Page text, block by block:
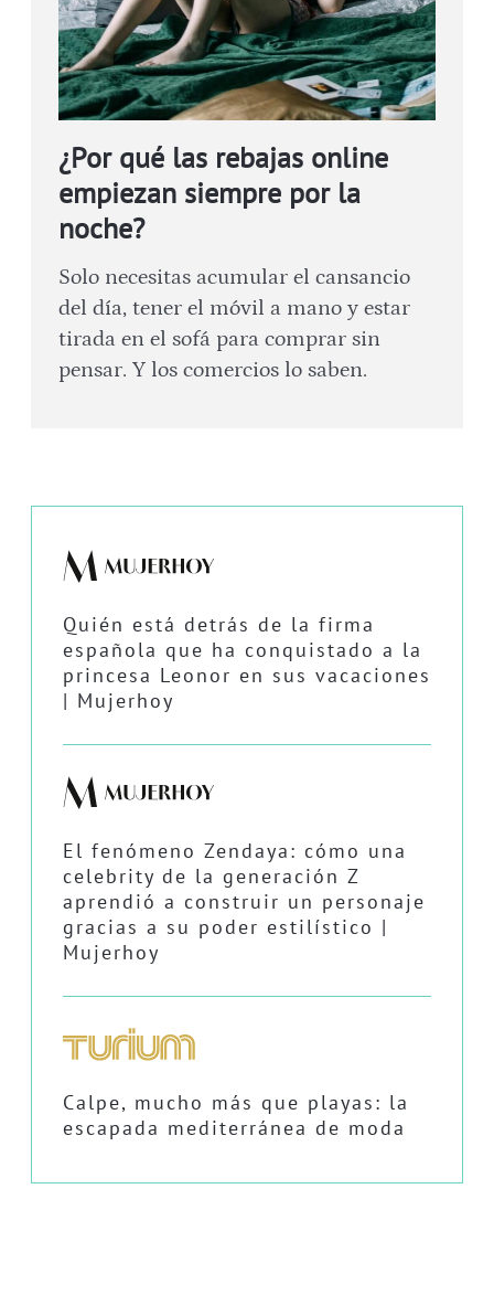
¿Por qué las rebajas online
empiezan siempre por la
noche?
Solo necesitas acumular el cansancio
del día, tener el móvil a mano y estar
tirada en el sofá para comprar sin
pensar. Y los comercios lo saben.
Quién está detrás de la firma
española que ha conquistado a la
princesa Leonor en sus vacaciones
| Mujerhoy
El fenómeno Zendaya: cómo una
celebrity de la generación Z
aprendió a construir un personaje
gracias a su poder estilístico |
Mujerhoy
Calpe, mucho más que playas: la
escapada mediterránea de moda